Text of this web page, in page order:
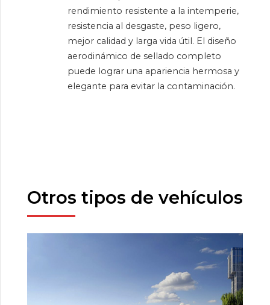
rendimiento resistente a la intemperie,
resistencia al desgaste, peso ligero,
mejor calidad y larga vida útil. El diseño
aerodinámico de sellado completo
puede lograr una apariencia hermosa y
elegante para evitar la contaminación.
Otros tipos de vehículos